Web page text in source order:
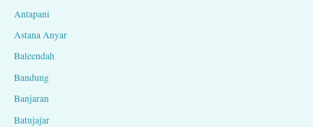
Antapani
Astana Anyar
Baleendah
Bandung
Banjaran
Batujajar